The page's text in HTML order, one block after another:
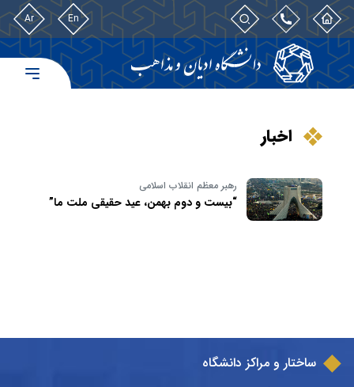
En
Ar
اخبار
رهبر معظم انقلاب اسلامی
“بیست و دوم بهمن، عید حقیقی ملت ما”
ساختار و مراکز دانشگاه